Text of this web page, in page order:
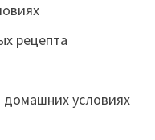
рецепта
условиях